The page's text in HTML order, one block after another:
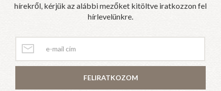
hírekről, kérjük az alábbi mezőket kitöltve iratkozzon fel
hírlevelünkre.
FELIRATKOZOM